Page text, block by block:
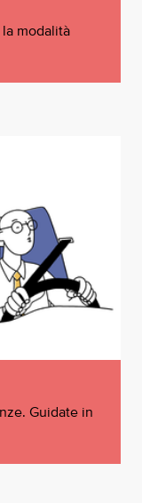
modalità
Guidate in